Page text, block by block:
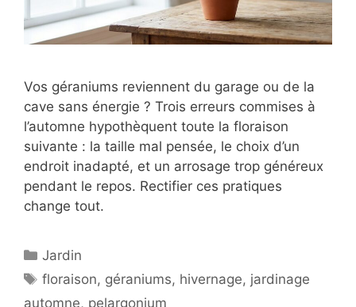
Vos géraniums reviennent du garage ou de la
cave sans énergie ? Trois erreurs commises à
l’automne hypothèquent toute la floraison
suivante : la taille mal pensée, le choix d’un
endroit inadapté, et un arrosage trop généreux
pendant le repos. Rectifier ces pratiques
change tout.
Catégories
Jardin
Étiquettes
floraison, géraniums, hivernage, jardinage
automne, pelargonium